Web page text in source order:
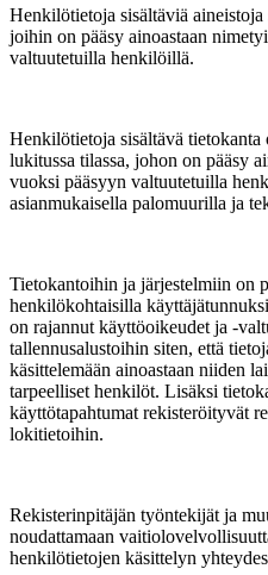
Henkilötietoja sisältäviä
joihin on pääsy ainoastaan
valtuutetuilla henkilöillä.
Henkilötietoja sisältävä
lukitussa tilassa, johon on pääsy
vuoksi pääsyyn valtuutetuilla
asianmukaisella palomuurilla ja
Tietokantoihin ja järjestelmiin on
henkilökohtaisilla
on rajannut käyttöoikeudet ja -
tallennusalustoihin siten, että
käsittelemään ainoastaan niiden
tarpeelliset henkilöt. Lisäksi
käyttötapahtumat rekisteröityvät
lokitietoihin.
Rekisterinpitäjän työntekijät ja
noudattamaan
henkilötietojen käsittelyn